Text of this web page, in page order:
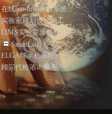
在线(on-line)分析系统
实验室规划设计施工
LIMS实验室资料整合系统
SmartLab
ELGA纯水机系统
顾问代检谘询服务